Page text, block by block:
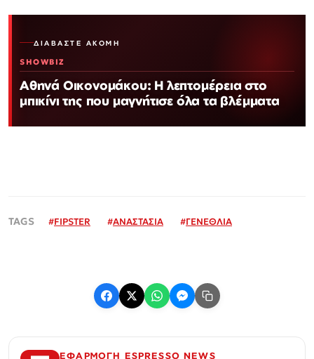
ΔΙΑΒΆΣΤΕ ΑΚΌΜΗ
SHOWBIZ
Αθηνά Οικονομάκου: Η λεπτομέρεια στο
μπικίνι της που μαγνήτισε όλα τα βλέμματα
#FIPSTER #ΑΝΑΣΤΑΣΙΑ #ΓΕΝΕΘΛΙΑ
ΕΦΑΡΜΟΓΗ ESPRESSO NEWS